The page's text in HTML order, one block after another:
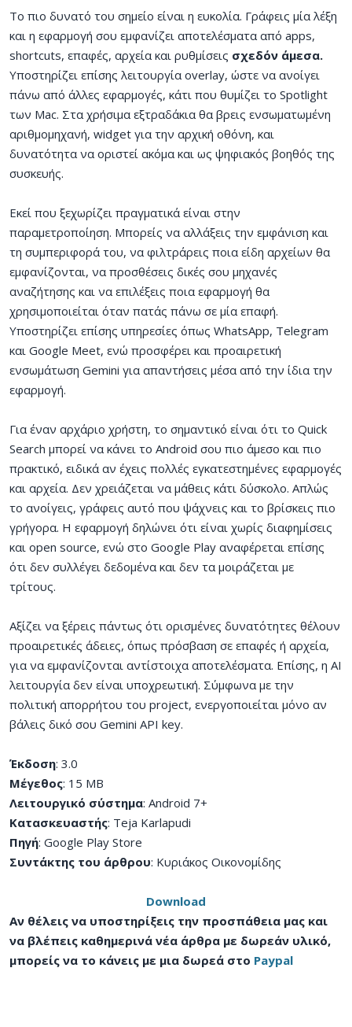
Το πιο δυνατό του σημείο είναι η ευκολία. Γράφεις μία λέξη
και η εφαρμογή σου εμφανίζει αποτελέσματα από apps,
shortcuts, επαφές, αρχεία και ρυθμίσεις σχεδόν άμεσα.
Υποστηρίζει επίσης λειτουργία overlay, ώστε να ανοίγει
πάνω από άλλες εφαρμογές, κάτι που θυμίζει το Spotlight
των Mac. Στα χρήσιμα εξτραδάκια θα βρεις ενσωματωμένη
αριθμομηχανή, widget για την αρχική οθόνη, και
δυνατότητα να οριστεί ακόμα και ως ψηφιακός βοηθός της
συσκευής.
Εκεί που ξεχωρίζει πραγματικά είναι στην
παραμετροποίηση. Μπορείς να αλλάξεις την εμφάνιση και
τη συμπεριφορά του, να φιλτράρεις ποια είδη αρχείων θα
εμφανίζονται, να προσθέσεις δικές σου μηχανές
αναζήτησης και να επιλέξεις ποια εφαρμογή θα
χρησιμοποιείται όταν πατάς πάνω σε μία επαφή.
Υποστηρίζει επίσης υπηρεσίες όπως WhatsApp, Telegram
και Google Meet, ενώ προσφέρει και προαιρετική
ενσωμάτωση Gemini για απαντήσεις μέσα από την ίδια την
εφαρμογή.
Για έναν αρχάριο χρήστη, το σημαντικό είναι ότι το Quick
Search μπορεί να κάνει το Android σου πιο άμεσο και πιο
πρακτικό, ειδικά αν έχεις πολλές εγκατεστημένες εφαρμογές
και αρχεία. Δεν χρειάζεται να μάθεις κάτι δύσκολο. Απλώς
το ανοίγεις, γράφεις αυτό που ψάχνεις και το βρίσκεις πιο
γρήγορα. Η εφαρμογή δηλώνει ότι είναι χωρίς διαφημίσεις
και open source, ενώ στο Google Play αναφέρεται επίσης
ότι δεν συλλέγει δεδομένα και δεν τα μοιράζεται με
τρίτους.
Αξίζει να ξέρεις πάντως ότι ορισμένες δυνατότητες θέλουν
προαιρετικές άδειες, όπως πρόσβαση σε επαφές ή αρχεία,
για να εμφανίζονται αντίστοιχα αποτελέσματα. Επίσης, η AI
λειτουργία δεν είναι υποχρεωτική. Σύμφωνα με την
πολιτική απορρήτου του project, ενεργοποιείται μόνο αν
βάλεις δικό σου Gemini API key.
Έκδοση: 3.0
Μέγεθος: 15 MB
Λειτουργικό σύστημα: Android 7+
Κατασκευαστής: Teja Karlapudi
Πηγή: Google Play Store
Συντάκτης του άρθρου: Κυριάκος Οικονομίδης
Download
Αν θέλεις να υποστηρίξεις την προσπάθεια μας και
να βλέπεις καθημερινά νέα άρθρα με δωρεάν υλικό,
μπορείς να το κάνεις με μια δωρεά στο Paypal